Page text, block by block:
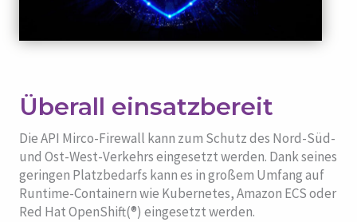
Überall einsatzbereit
Die API Mirco-Firewall kann zum Schutz des Nord-Süd-
und Ost-West-Verkehrs eingesetzt werden. Dank seines
geringen Platzbedarfs kann es in großem Umfang auf
Runtime-Containern wie Kubernetes, Amazon ECS oder
Red Hat OpenShift(®) eingesetzt werden.